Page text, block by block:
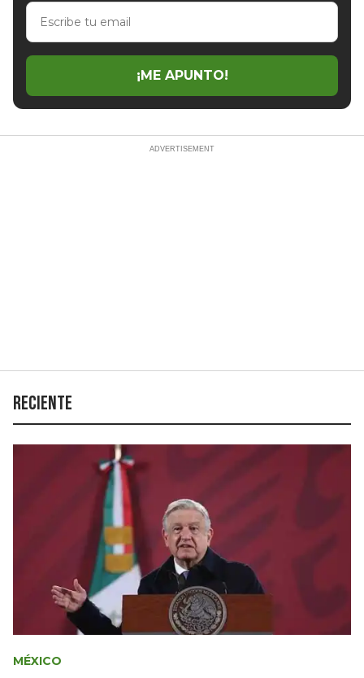
Escribe
email
¡ME APUNTO!
Reciente
MÉXICO